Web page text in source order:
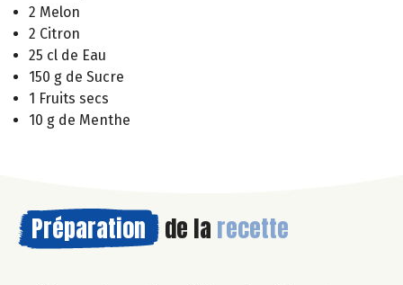
2 Melon
2 Citron
25 cl de Eau
150 g de Sucre
1 Fruits secs
10 g de Menthe
Préparation de la recette